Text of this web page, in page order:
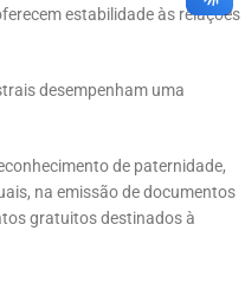
estabilidade às relações
desempenham uma
de paternidade,
na emissão de documentos
gratuitos destinados à